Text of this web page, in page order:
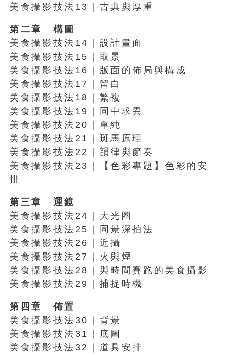
美食攝影技法13｜古典與厚重
第二章 構圖
美食攝影技法14｜設計畫面
美食攝影技法15｜取景
美食攝影技法16｜版面的佈局與構成
美食攝影技法17｜留白
美食攝影技法18｜繁複
美食攝影技法19｜同中求異
美食攝影技法20｜單純
美食攝影技法21｜斑馬原理
美食攝影技法22｜韻律與節奏
美食攝影技法23｜【色彩專題】色彩的安
排
第三章 運鏡
美食攝影技法24｜大光圈
美食攝影技法25｜同景深拍法
美食攝影技法26｜近攝
美食攝影技法27｜火與煙
美食攝影技法28｜與時間賽跑的美食攝影
美食攝影技法29｜捕捉時機
第四章 佈置
美食攝影技法30｜背景
美食攝影技法31｜底圖
美食攝影技法32｜道具安排